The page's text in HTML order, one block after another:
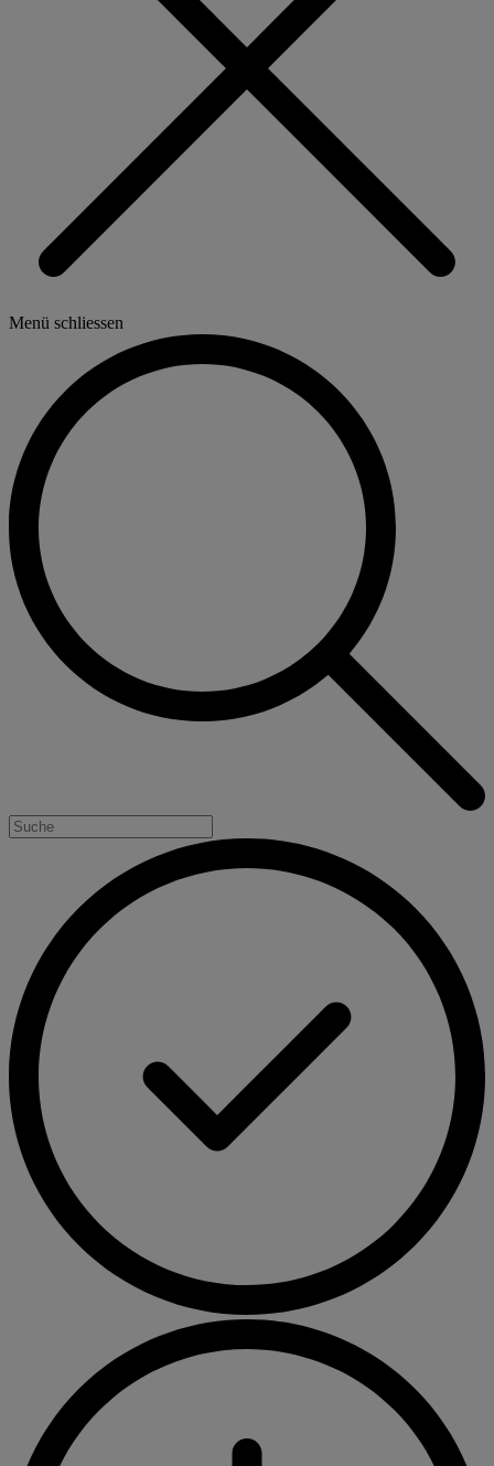
Menü schliessen